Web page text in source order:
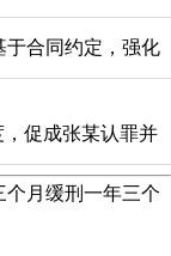
于合同约定，强化
促成张某认罪并
月缓刑一年三个